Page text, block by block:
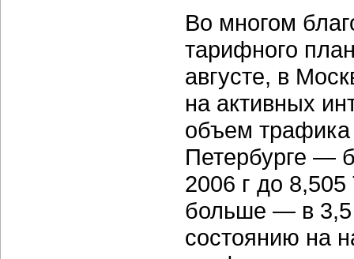
Во многом
тарифного
августе, в
на активных
объем
Петербурге —
2006 г до
больше — в 3,5
состоянию на